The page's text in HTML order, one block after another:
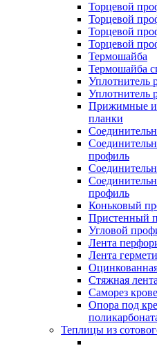
Торцевой
Торцевой
Торцевой
Торцевой
Термошайба
Термошайба
Уплотнитель
Уплотнитель
Прижимные и
планки
профиль
профиль
Коньковый
Пристенный
Угловой
Лента
Лента
Стяжная
Саморез
Опора под
Теплицы из